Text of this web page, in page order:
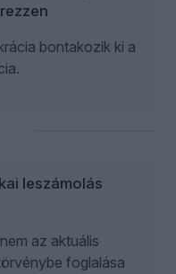
bontakozik ki a
leszámolás
az aktuális
foglalása